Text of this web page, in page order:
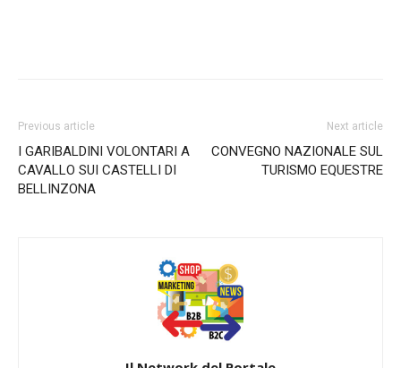
Previous article
I GARIBALDINI VOLONTARI A
CAVALLO SUI CASTELLI DI
BELLINZONA
Next article
CONVEGNO NAZIONALE SUL
TURISMO EQUESTRE